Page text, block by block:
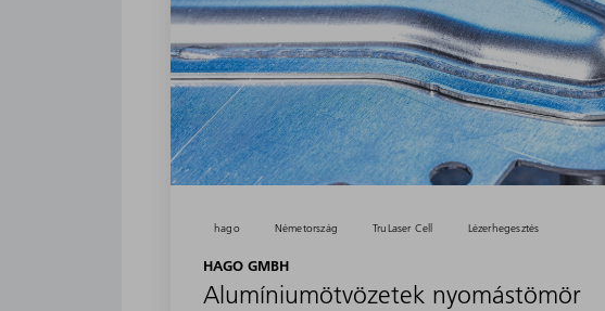
hago Németország TruLaser Cell Lézerhegesztés
HAGO GMBH
Alumíniumötvözetek nyomástömör